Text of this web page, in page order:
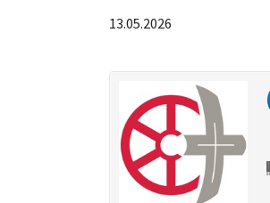
13.05.2026